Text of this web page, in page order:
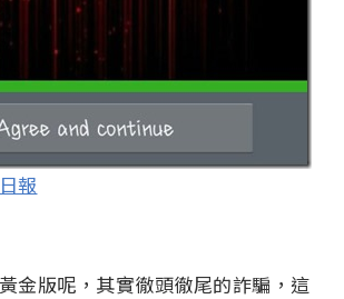
報
金版呢，其實徹頭徹尾的詐騙，這